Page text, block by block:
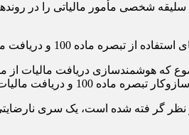
اعمال سلیقه شخصی مأمور مالیاتی
و اصناف به صورت هوشمند می‌خوانید.
مشاغل و اصناف رضایت دارند.
گر فته شده است، یک سری